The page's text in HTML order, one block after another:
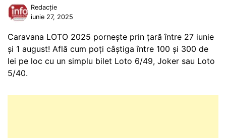
Redacție
iunie 27, 2025
Caravana LOTO 2025 pornește prin țară între 27 iunie
și 1 august! Află cum poți câștiga între 100 și 300 de
lei pe loc cu un simplu bilet Loto 6/49, Joker sau Loto
5/40.